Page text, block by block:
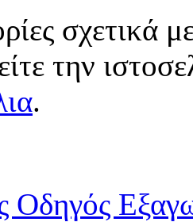
σχετικά
την
.
Οδηγός